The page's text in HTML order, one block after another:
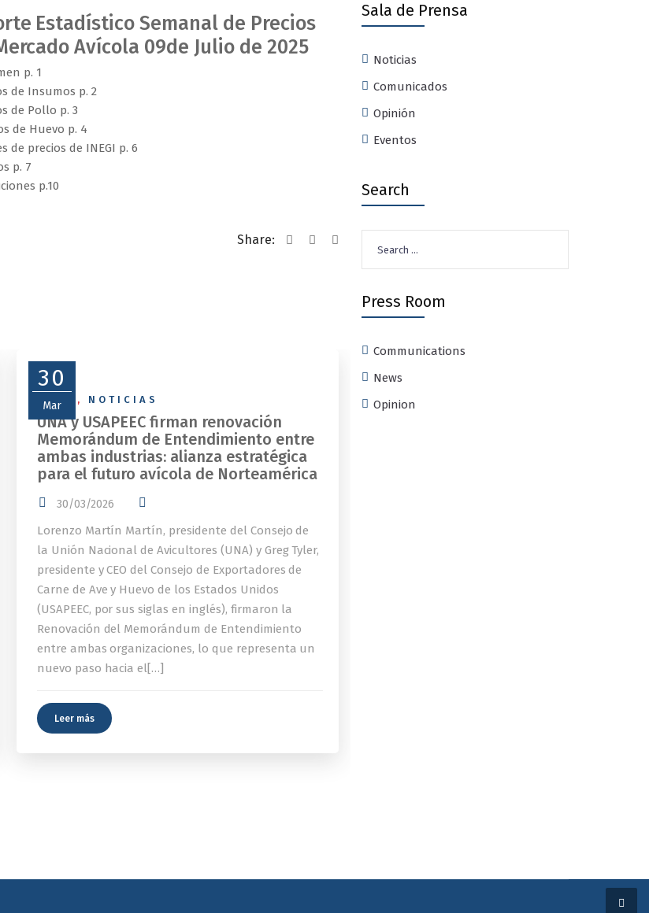
Estadístico Semanal de Precios
Avícola 09de Julio de 2025
p. 1
de Insumos p. 2
de Pollo p. 3
de Huevo p. 4
de precios de INEGI p. 6
p. 7
p.10
Share:
30
Mar
NEWS , NOTICIAS
UNA y USAPEEC firman renovación
Memorándum de Entendimiento entre
ambas industrias: alianza estratégica
para el futuro avícola de Norteamérica
30/03/2026
Lorenzo Martín Martín, presidente del Consejo de
la Unión Nacional de Avicultores (UNA) y Greg Tyler,
presidente y CEO del Consejo de Exportadores de
Carne de Ave y Huevo de los Estados Unidos
(USAPEEC, por sus siglas en inglés), firmaron la
Renovación del Memorándum de Entendimiento
entre ambas organizaciones, lo que representa un
nuevo paso hacia el[…]
Leer más
Sala de Prensa
Noticias
Comunicados
Opinión
Eventos
Search
for:
Press Room
Communications
News
Opinion